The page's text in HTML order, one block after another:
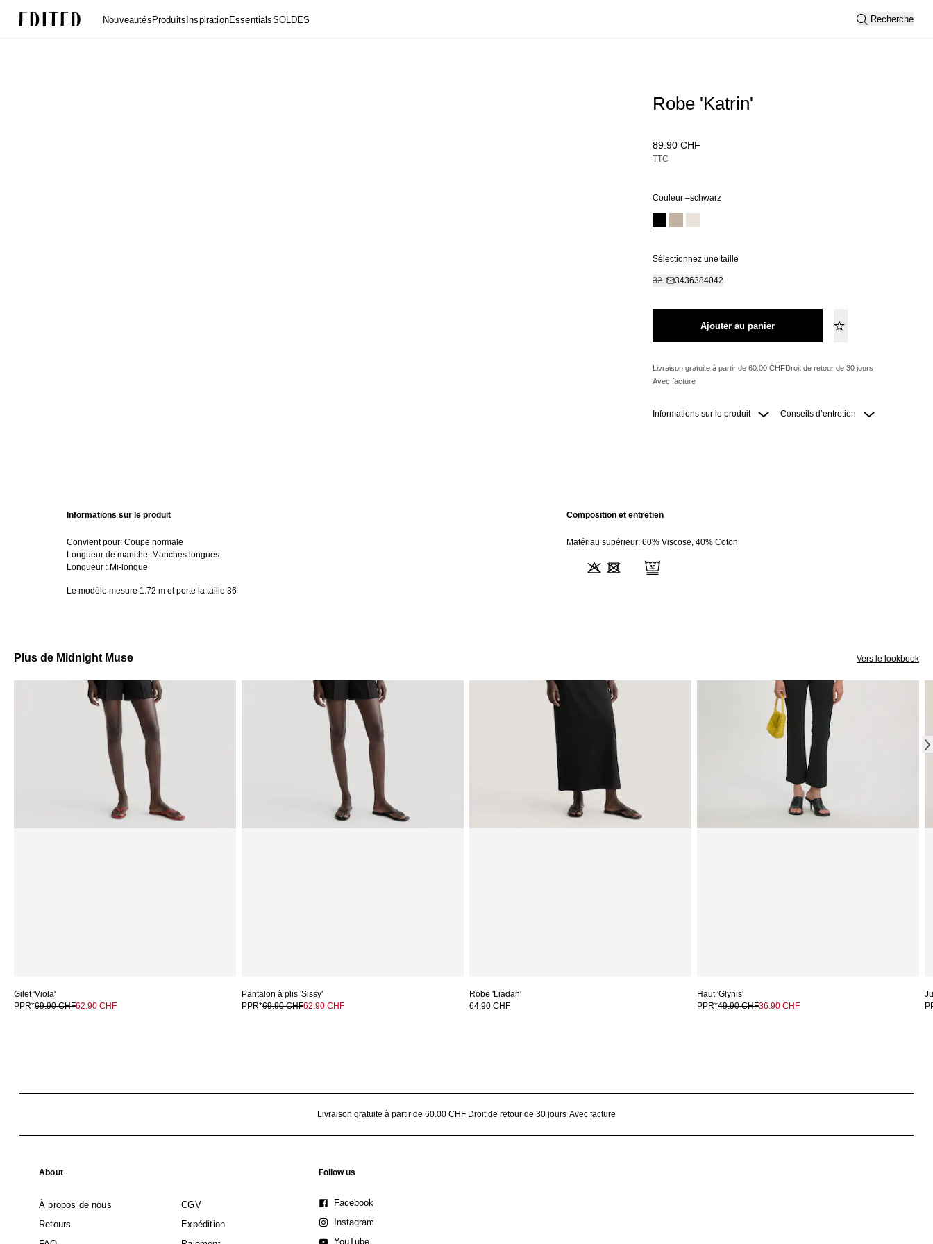
NouveautésProduitsInspirationEssentialsSOLDES Recherche
Robe 'Katrin'
89.90 CHF
TTC
Couleur –schwarz
Sélectionnez une taille
32 3436384042
Ajouter au panier
Livraison gratuite à partir de 60.00 CHFDroit de retour de 30 jours
Avec facture
Informations sur le produit Conseils d’entretien
Informations sur le produit
Convient pour: Coupe normale
Longueur de manche: Manches longues
Longueur : Mi-longue
Le modèle mesure 1.72 m et porte la taille 36
Composition et entretien
Matériau supérieur: 60% Viscose, 40% Coton
Plus de Midnight Muse Vers le lookbook
Gilet 'Viola'
PPR*69.90 CHF62.90 CHF
Pantalon à plis 'Sissy'
PPR*69.90 CHF62.90 CHF
Robe 'Liadan'
64.90 CHF
Haut 'Glynis'
PPR*49.90 CHF36.90 CHF
Livraison gratuite à partir de 60.00 CHF Droit de retour de 30 jours Avec facture
About
À propos de nous
CGV
Retours
Expédition
Follow us
Facebook
Instagram
YouTube